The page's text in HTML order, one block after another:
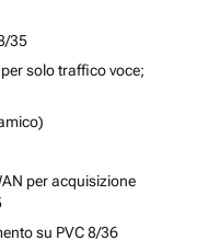
35
solo traffico voce;
per acquisizione
su PVC 8/36